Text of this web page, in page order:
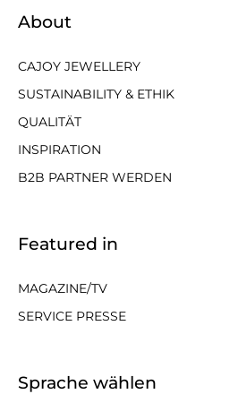
About
CAJOY JEWELLERY
SUSTAINABILITY & ETHIK
QUALITÄT
INSPIRATION
B2B PARTNER WERDEN
Featured in
MAGAZINE/TV
SERVICE PRESSE
Sprache wählen